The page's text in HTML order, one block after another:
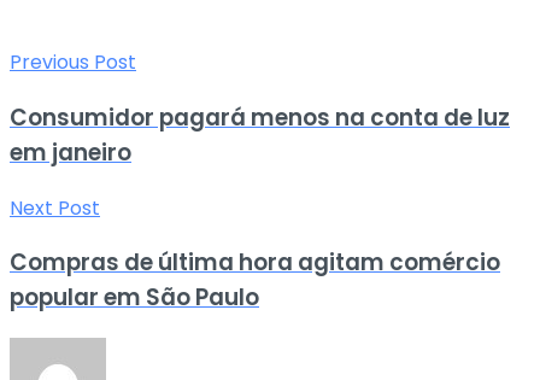
Previous Post
Consumidor pagará menos na conta de luz
em janeiro
Next Post
Compras de última hora agitam comércio
popular em São Paulo